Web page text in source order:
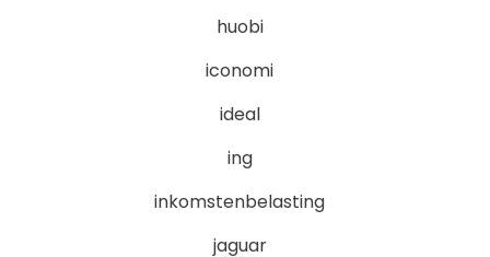
huobi
iconomi
ideal
ing
inkomstenbelasting
jaguar